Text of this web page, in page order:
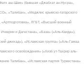
аш-Шам» (бывшая «Джабхат ан-Нусра»,
«Талибан», «Меджлис крымско-татарского
«Артподготовка», ЛГБТ, «Высший военный
и Дагестана», «База» («Аль-Каида»),
джихад»), «Исламская группа» («Аль-Гамаа
освобождения» («Хизб ут-Тахрир аль-
Талибан», «Исламская партия Туркестана»